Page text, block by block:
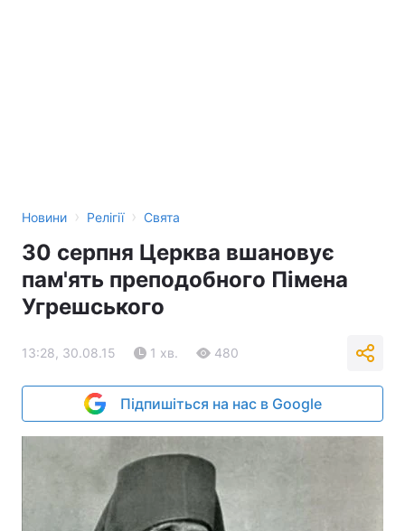
Новини › Релігії › Свята
30 серпня Церква вшановує
пам'ять преподобного Пімена
Угрешського
13:28, 30.08.15 1 хв. 480
Підпишіться на нас в Google